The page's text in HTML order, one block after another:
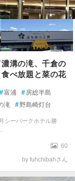
溝の滝、千倉の
べ放題と菜の花
#富浦 # 房総半島
滝 # 野島崎灯台
シーパークホテル勝
60
by fuhchibahさん